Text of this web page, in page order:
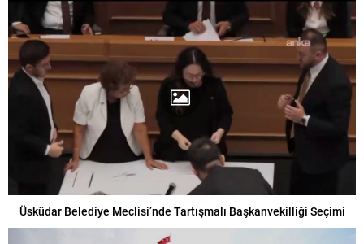
Üsküdar Belediye Meclisi’nde Tartışmalı Başkanvekilliği Seçimi